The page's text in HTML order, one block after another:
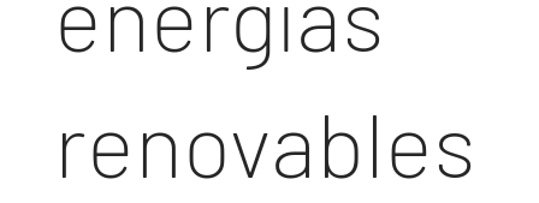
renovables